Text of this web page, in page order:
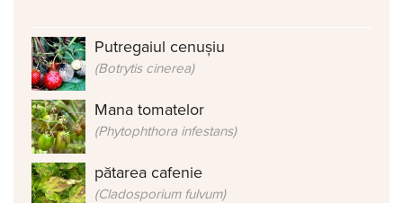
Putregaiul cenușiu
(Botrytis cinerea)
Mana tomatelor
(Phytophthora infestans)
pătarea cafenie
(Cladosporium fulvum)